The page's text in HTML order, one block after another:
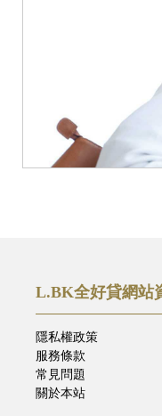
L.BK全好貸網站
隱私權政策
服務條款
常見問題
關於本站